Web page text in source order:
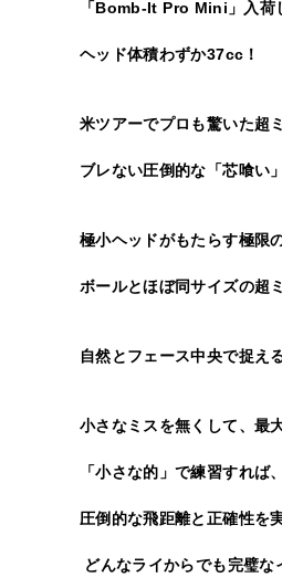
「Bomb-It Pro Mini」入荷
ヘッド体積わずか37cc！
米ツアーでプロも驚いた超
ブレない圧倒的な「芯喰い
極小ヘッドがもたらす極限
ボールとほぼ同サイズの超
自然とフェース中央で捉え
小さなミスを無くして、最
「小さな的」で練習すれ
圧倒的な飛距離と正確性を
どんなライからでも完璧な